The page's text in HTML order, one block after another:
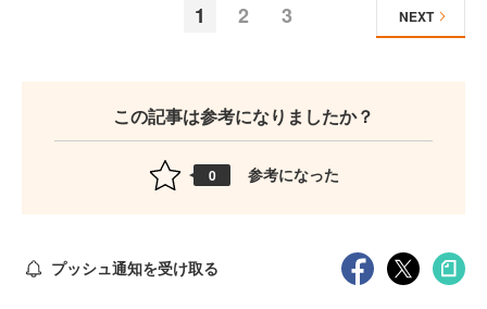
1 2 3 NEXT
この記事は参考になりましたか？
0 参考になった
プッシュ通知を受け取る